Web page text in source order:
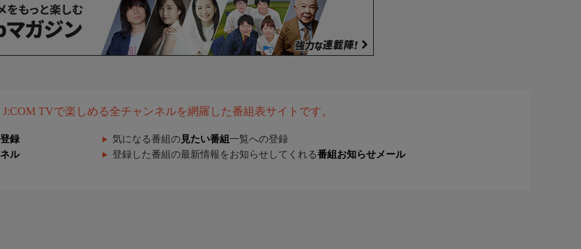
TVで楽しめる全チャンネルを網羅した番組表サイトです。
録 気になる番組の 見たい番組 一覧への登録
ル 登録した番組の最新情報をお知らせしてくれる番組お知らせメール